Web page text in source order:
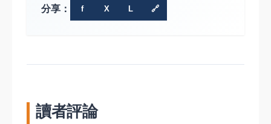
分享： f X L 🔗
讀者評論